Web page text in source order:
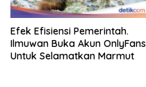
Efek Efisiensi Pemerintah.
Ilmuwan Buka Akun OnlyFans
Untuk Selamatkan Marmut